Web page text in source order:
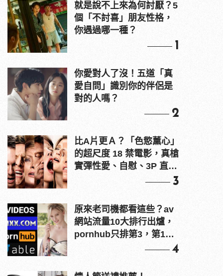
就是說不上來為何討厭？5
個「不討喜」朋友性格，
你遇過哪一種？
1
你愛對人了沒！五道「真
愛自問」識別你的伴侶是
對的人嗎？
2
比A片更Ａ？「色慾薰心」
的超尺度 18 禁電影，真槍
實彈性愛、自慰、3P 直接
3
原來老司機都看這些？av
網站流量10大排行出爐，
pornhub只排第3，第1名
4